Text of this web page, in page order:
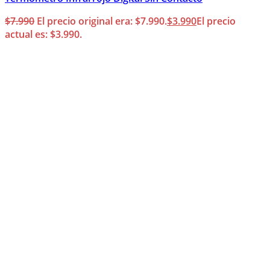
$7.990 El precio original era: $7.990.$3.990El precio
actual es: $3.990.